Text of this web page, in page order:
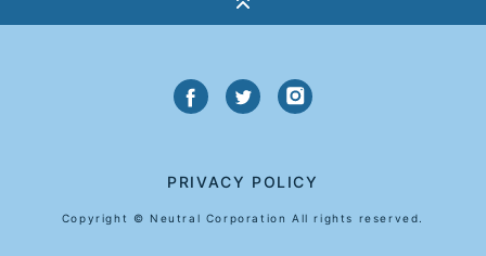
PRIVACY POLICY
Copyright © Neutral Corporation All rights reserved.